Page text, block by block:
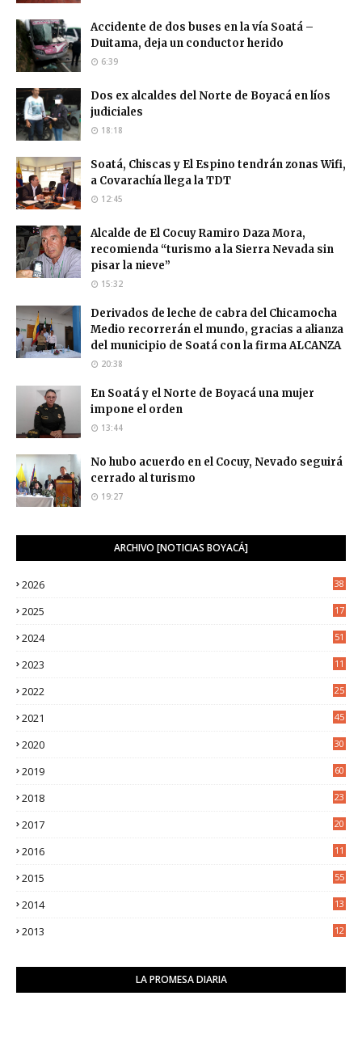
Accidente de dos buses en la vía Soatá –
Duitama, deja un conductor herido
6:39
Dos ex alcaldes del Norte de Boyacá en líos
judiciales
18:18
Soatá, Chiscas y El Espino tendrán zonas Wifi,
a Covarachía llega la TDT
12:45
Alcalde de El Cocuy Ramiro Daza Mora,
recomienda “turismo a la Sierra Nevada sin
pisar la nieve”
15:32
Derivados de leche de cabra del Chicamocha
Medio recorrerán el mundo, gracias a alianza
del municipio de Soatá con la firma ALCANZA
20:38
En Soatá y el Norte de Boyacá una mujer
impone el orden
13:44
No hubo acuerdo en el Cocuy, Nevado seguirá
cerrado al turismo
19:27
ARCHIVO [NOTICIAS BOYACÁ]
2026 38
2025
17
2024 51
2023
11
2022
25
2021
45
2020
30
2019 60
2018
23
2017
20
2016
11
2015 55
2014
13
2013
12
LA PROMESA DIARIA